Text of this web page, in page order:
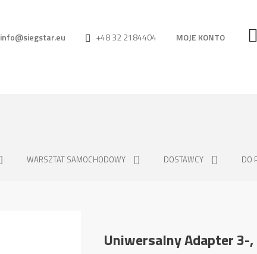
info@siegstar.eu +48 32 2184404 MOJE KONTO
WARSZTAT SAMOCHODOWY DOSTAWCY DO
Uniwersalny Adapter